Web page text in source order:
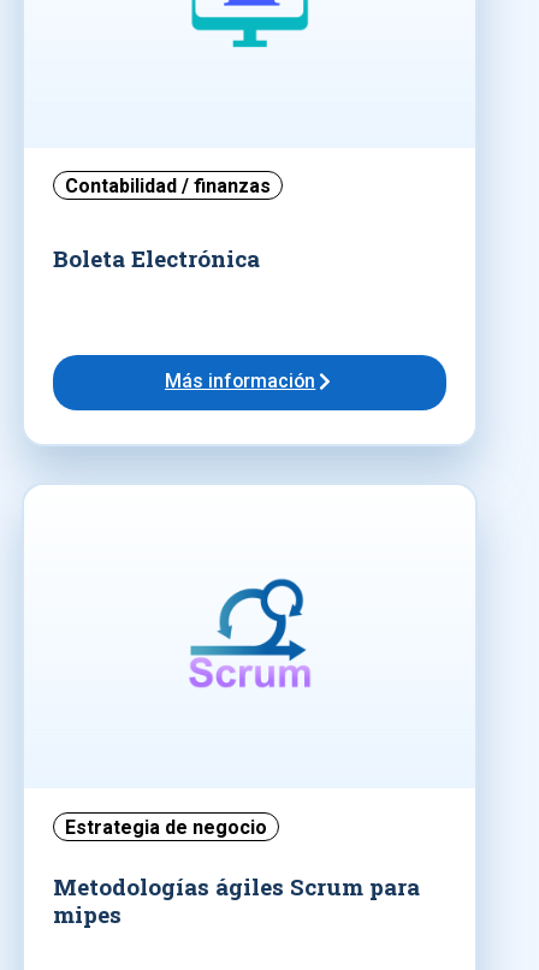
Contabilidad / finanzas
Boleta Electrónica
Más información
Estrategia de negocio
Metodologías ágiles Scrum para
mipes